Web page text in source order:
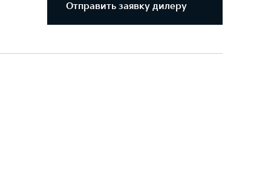
Отправить заявку дилеру